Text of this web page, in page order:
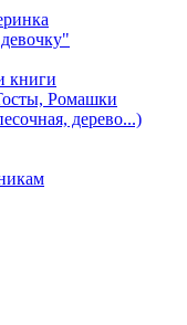
книги
Ромашки
дерево...)